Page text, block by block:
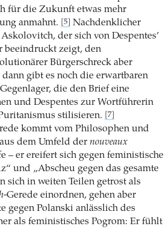
für die Zukunft etwas mehr
anmahnt.
[5]
Nachdenklicher
der sich von Despentes’
beeindruckt zeigt, den
Bürgerschreck aber
dann gibt es noch die erwartbaren
die den Brief eine
und Despentes zur Wortführerin
stilisieren. [7]
kommt vom Philosophen und
dem Umfeld der nouveaux
– er ereifert sich gegen feministische
und „Abscheu gegen das gesamte
sich in weiten Teilen getrost als
-Gerede einordnen, gehen aber
gegen Polanski anlässlich des
als feministisches Pogrom: Er fühlt